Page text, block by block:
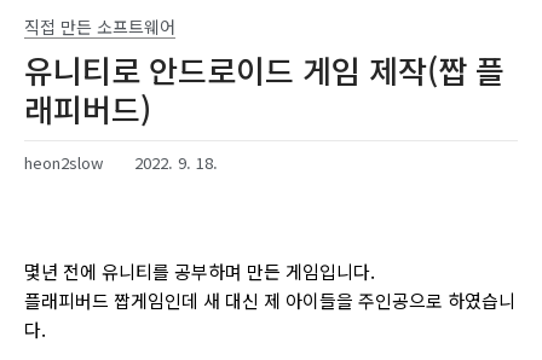
직접 만든 소프트웨어
유니티로 안드로이드 게임 제작(짭 플
래피버드)
heon2slow 2022. 9. 18.
몇년 전에 유니티를 공부하며 만든 게임입니다.
플래피버드 짭게임인데 새 대신 제 아이들을 주인공으로 하였습니
다.